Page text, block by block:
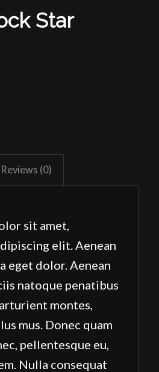
Star
Reviews (0)
sit amet,
elit. Aenean
eget dolor. Aenean
natoque penatibus
montes,
mus. Donec quam
pellentesque eu,
Nulla consequat